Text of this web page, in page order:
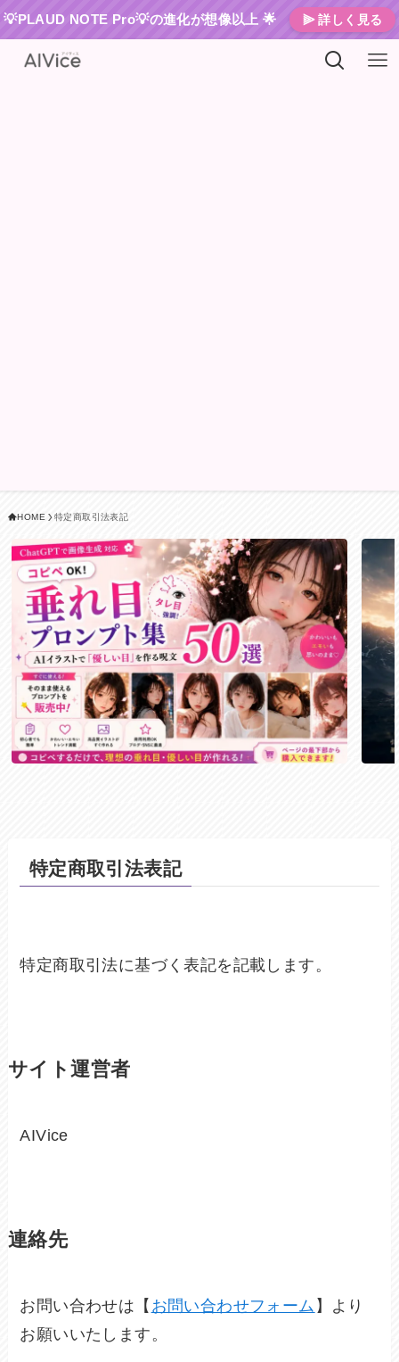
💡PLAUD NOTE Pro💡の進化が想像以上 🌟 ⫸ 詳しく見る
HOME 特定商取引法表記
特定商取引法表記
特定商取引法に基づく表記を記載します。
サイト運営者
AIVice
連絡先
お問い合わせは【 お問い合わせフォーム 】より
お願いいたします。